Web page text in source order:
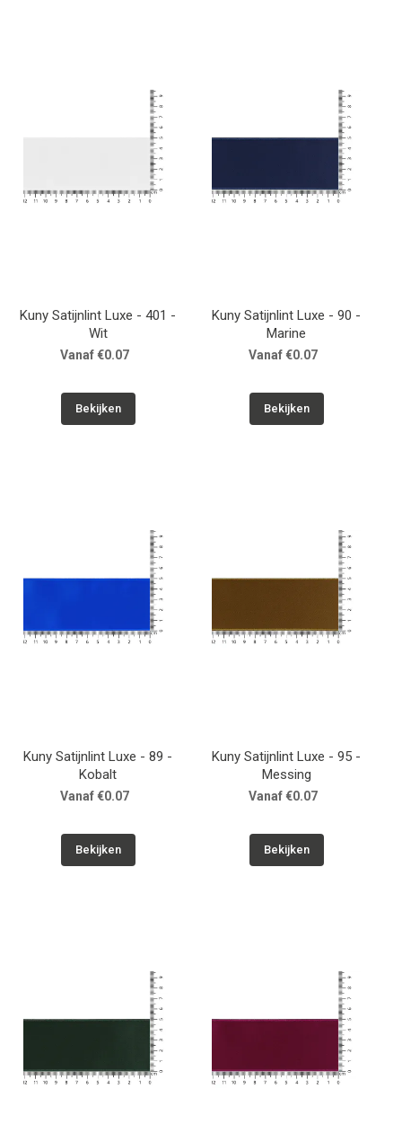
Kuny Satijnlint Luxe - 401 -
Wit
Vanaf €0.07
Bekijken
Kuny Satijnlint Luxe - 90 -
Marine
Vanaf €0.07
Bekijken
Kuny Satijnlint Luxe - 89 -
Kobalt
Vanaf €0.07
Bekijken
Kuny Satijnlint Luxe - 95 -
Messing
Vanaf €0.07
Bekijken